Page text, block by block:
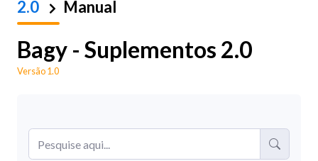
2.0
Manual
Bagy - Suplementos 2.0
Versão 1.0